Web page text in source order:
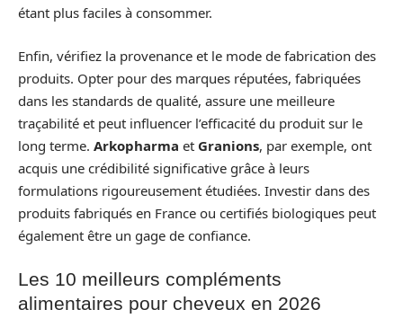
étant plus faciles à consommer.
Enfin, vérifiez la provenance et le mode de fabrication des
produits. Opter pour des marques réputées, fabriquées
dans les standards de qualité, assure une meilleure
traçabilité et peut influencer l’efficacité du produit sur le
long terme. Arkopharma et Granions, par exemple, ont
acquis une crédibilité significative grâce à leurs
formulations rigoureusement étudiées. Investir dans des
produits fabriqués en France ou certifiés biologiques peut
également être un gage de confiance.
Les 10 meilleurs compléments
alimentaires pour cheveux en 2026